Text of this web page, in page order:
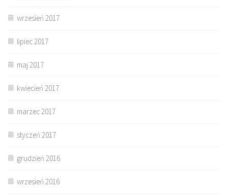
wrzesień 2017
lipiec 2017
maj 2017
kwiecień 2017
marzec 2017
styczeń 2017
grudzień 2016
wrzesień 2016